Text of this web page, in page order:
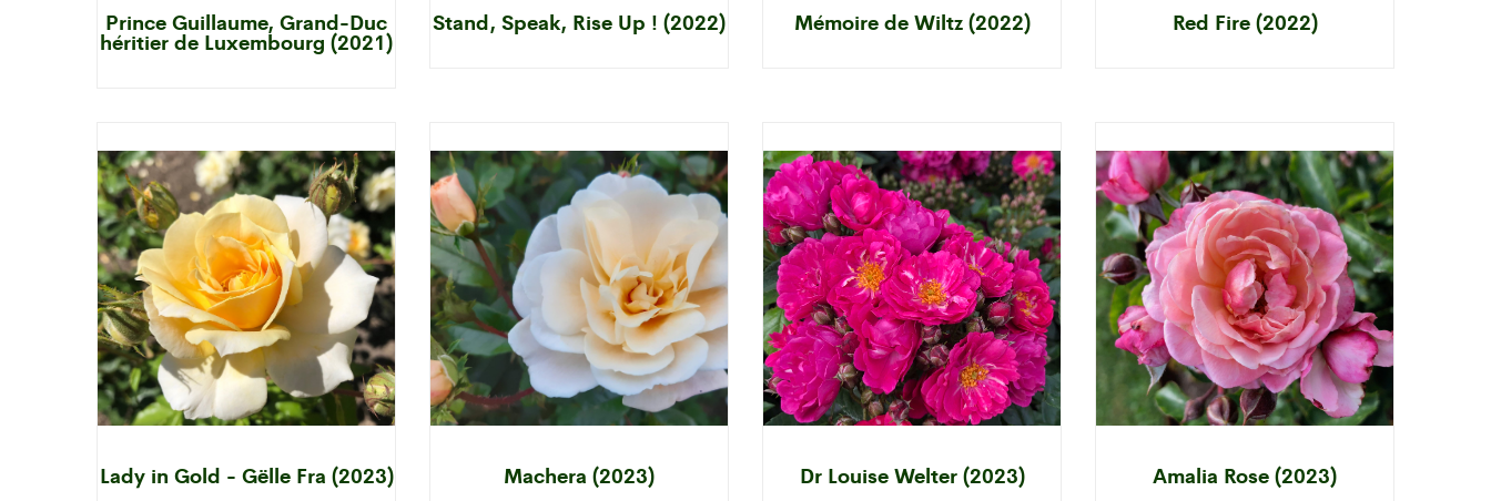
Prince Guillaume, Grand-Duc
héritier de Luxembourg (2021)
Stand, Speak, Rise Up ! (2022) Mémoire de Wiltz (2022) Red Fire (2022)
Lady in Gold - Gëlle Fra (2023) Machera (2023) Dr Louise Welter (2023) Amalia Rose (2023)